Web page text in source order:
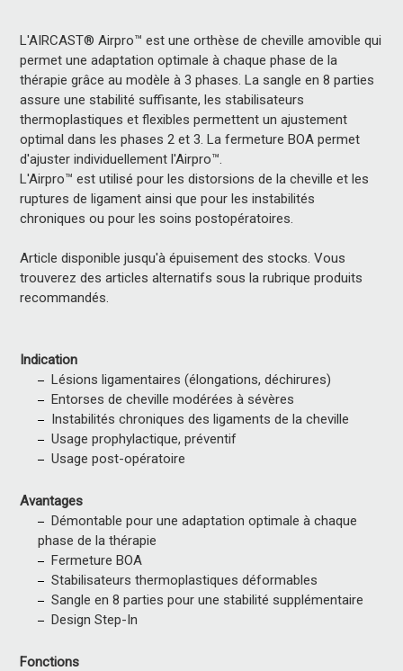
L'AIRCAST® Airpro™ est une orthèse de cheville amovible qui
permet une adaptation optimale à chaque phase de la
thérapie grâce au modèle à 3 phases. La sangle en 8 parties
assure une stabilité suffisante, les stabilisateurs
thermoplastiques et flexibles permettent un ajustement
optimal dans les phases 2 et 3. La fermeture BOA permet
d'ajuster individuellement l'Airpro™.
L'Airpro™ est utilisé pour les distorsions de la cheville et les
ruptures de ligament ainsi que pour les instabilités
chroniques ou pour les soins postopératoires.
Article disponible jusqu'à épuisement des stocks. Vous
trouverez des articles alternatifs sous la rubrique produits
recommandés.
Indication
Lésions ligamentaires (élongations, déchirures)
Entorses de cheville modérées à sévères
Instabilités chroniques des ligaments de la cheville
Usage prophylactique, préventif
Usage post-opératoire
Avantages
Démontable pour une adaptation optimale à chaque
phase de la thérapie
Fermeture BOA
Stabilisateurs thermoplastiques déformables
Sangle en 8 parties pour une stabilité supplémentaire
Design Step-In
Fonctions